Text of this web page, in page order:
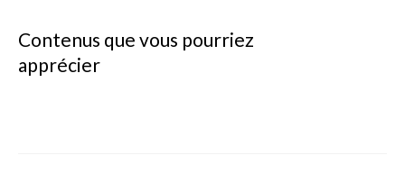
Contenus que vous pourriez
apprécier